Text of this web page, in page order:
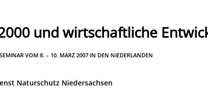
und wirtschaftliche
VOM 8. – 10. MÄRZ 2007 IN DEN NIEDERLANDEN
Naturschutz Niedersachsen